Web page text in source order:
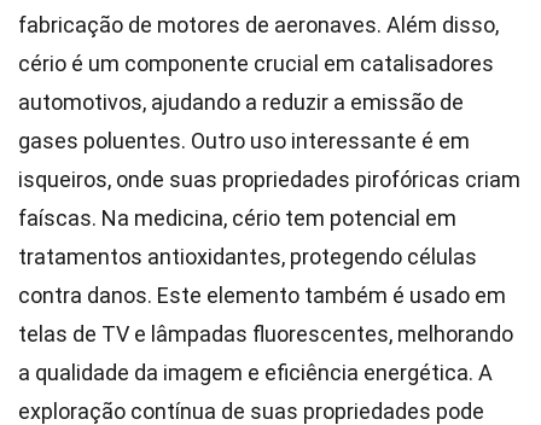
fabricação de motores de aeronaves. Além disso,
cério é um componente crucial em catalisadores
automotivos, ajudando a reduzir a emissão de
gases poluentes. Outro uso interessante é em
isqueiros, onde suas propriedades pirofóricas criam
faíscas. Na medicina, cério tem potencial em
tratamentos antioxidantes, protegendo células
contra danos. Este elemento também é usado em
telas de TV e lâmpadas fluorescentes, melhorando
a qualidade da imagem e eficiência energética. A
exploração contínua de suas propriedades pode